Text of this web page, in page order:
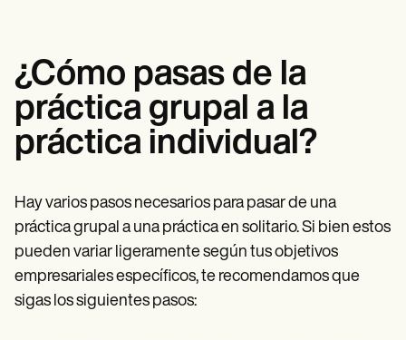
¿Cómo pasas de la
práctica grupal a la
práctica individual?
Hay varios pasos necesarios para pasar de una
práctica grupal a una práctica en solitario. Si bien estos
pueden variar ligeramente según tus objetivos
empresariales específicos, te recomendamos que
sigas los siguientes pasos: